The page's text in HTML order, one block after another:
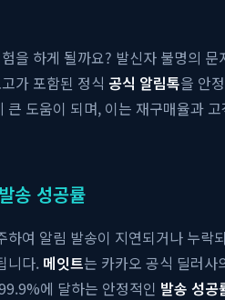
을 하게 될까요? 발신자 불명의
가 포함된 정식 공식 알림톡을 안
도움이 되며, 이는 재구매율과
송 성공률
여 알림 발송이 지연되거나 누
니다. 메잇트는 카카오 공식 딜러
에 달하는 안정적인 발송 성공